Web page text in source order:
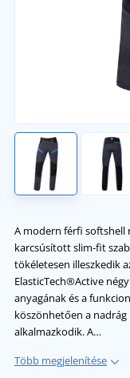
A modern férfi
karcsúsított slim-fit
tökéletesen illeszkedik
ElasticTech®Active
anyagának és a
köszönhetően a
alkalmazkodik. A…
Több megjelenítése